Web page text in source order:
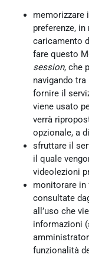
memorizzare
preferenze,
caricamento
fare questo
session, che
navigando
fornire il
viene usato
verrà
opzionale, a
sfruttare il
il quale
videolezioni
monitorare in
consultate
all’uso che
informazioni
funzionalità